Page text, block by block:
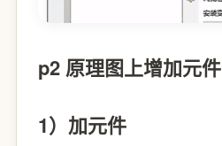
p2 原理图上增加元件
1）加元件